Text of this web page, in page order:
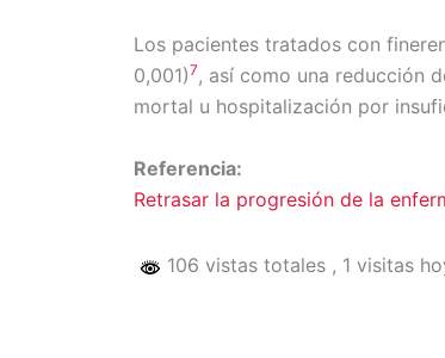
Los pacientes tratados con
0,001)7, así como una reducción
mortal u hospitalización por
Referencia:
Retrasar la progresión de la
106 vistas totales , 1 visitas